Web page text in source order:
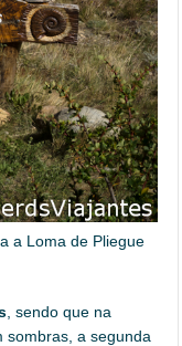
a Loma de Pliegue
, sendo que na
sombras, a segunda